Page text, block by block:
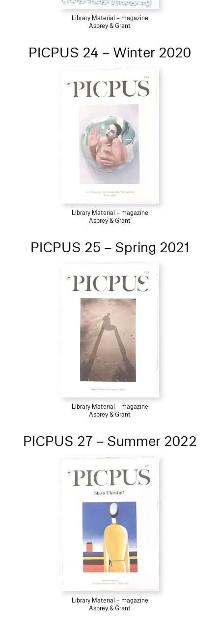
Library Material – magazine
Asprey & Grant
PICPUS 24 – Winter 2020
Library Material – magazine
Asprey & Grant
PICPUS 25 – Spring 2021
Library Material – magazine
Asprey & Grant
PICPUS 27 – Summer 2022
Library Material – magazine
Asprey & Grant